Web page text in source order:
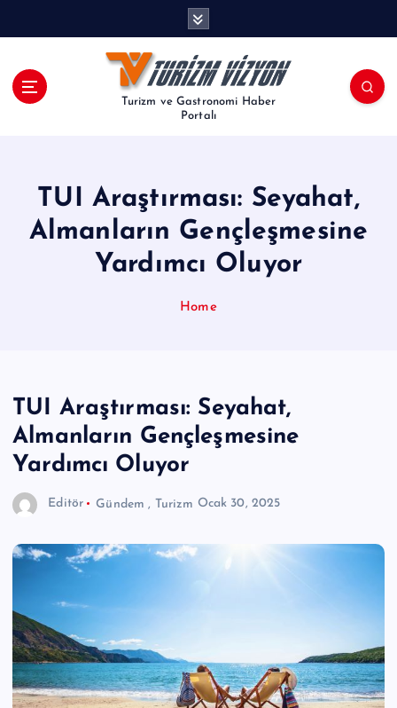
Turizm ve Gastronomi Haber
Portalı
TUI Araştırması: Seyahat,
Almanların Gençleşmesine
Yardımcı Oluyor
Home
TUI Araştırması: Seyahat,
Almanların Gençleşmesine
Yardımcı Oluyor
Editör Gündem , Turizm Ocak 30, 2025